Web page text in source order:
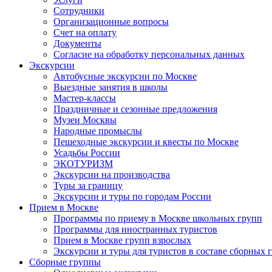
Сотрудники
Организационные вопросы
Счет на оплату
Документы
Согласие на обработку персональных данных
Экскурсии
Автобусные экскурсии по Москве
Выездные занятия в школы
Мастер-классы
Праздничные и сезонные предложения
Музеи Москвы
Народные промыслы
Пешеходные экскурсии и квесты по Москве
Усадьбы России
ЭКОТУРИЗМ
Экскурсии на производства
Туры за границу
Экскурсии и туры по городам России
Прием в Москве
Программы по приему в Москве школьных групп
Программы для иностранных туристов
Прием в Москве групп взрослых
Экскурсии и туры для туристов в составе сборных
Сборные группы